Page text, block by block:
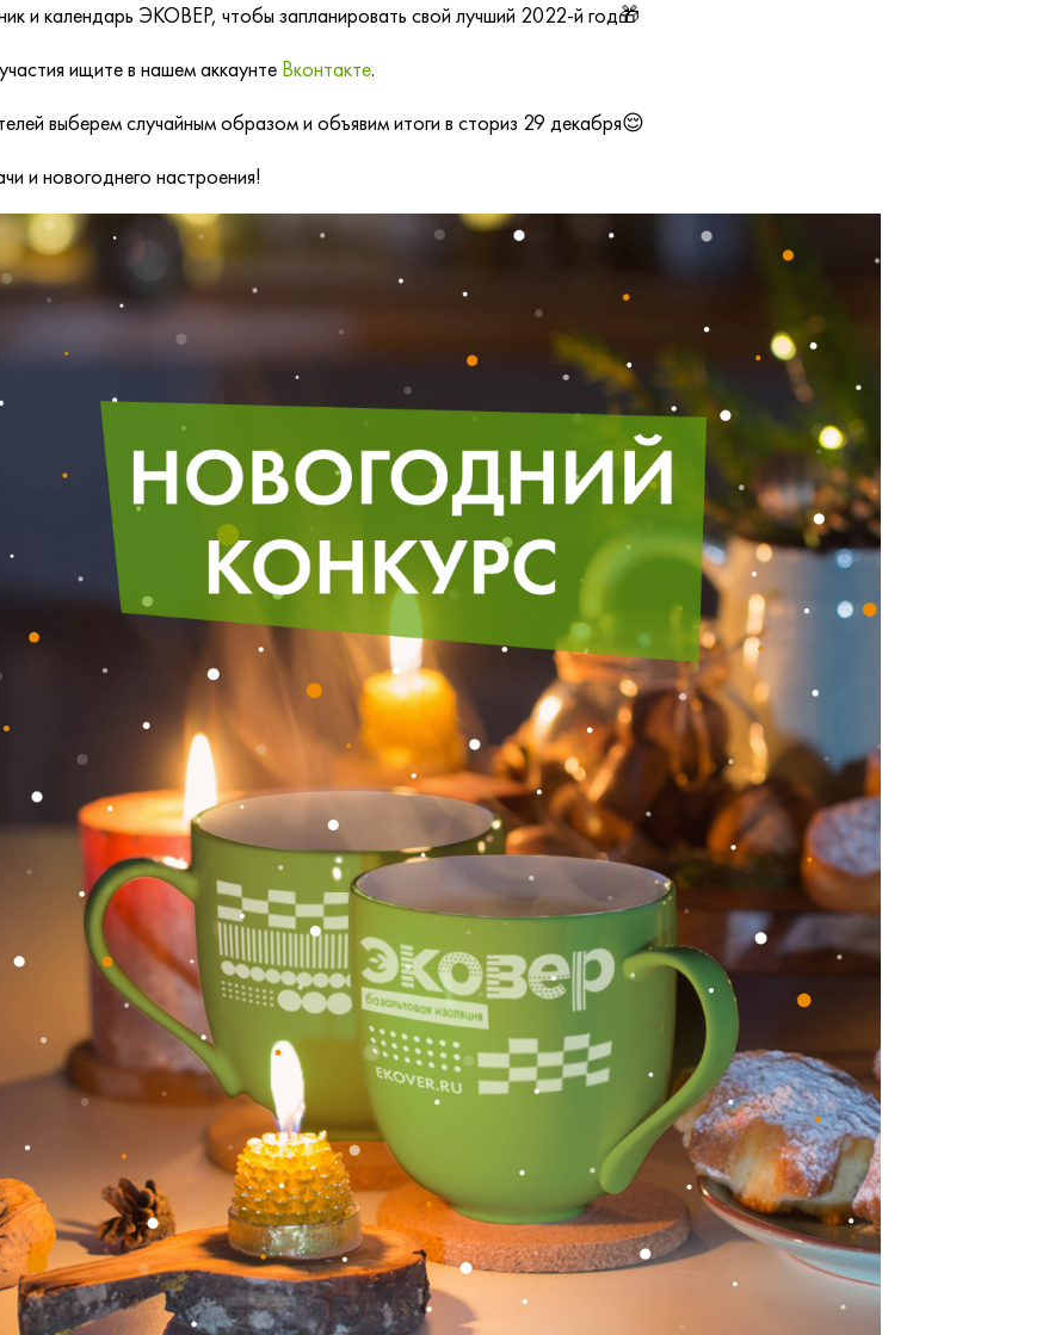
и календарь ЭКОВЕР, чтобы запланировать свой лучший 2022-й год🎁
ищите в нашем аккаунте Вконтакте.
выберем случайным образом и объявим итоги в сториз 29 декабря😌
и новогоднего настроения!